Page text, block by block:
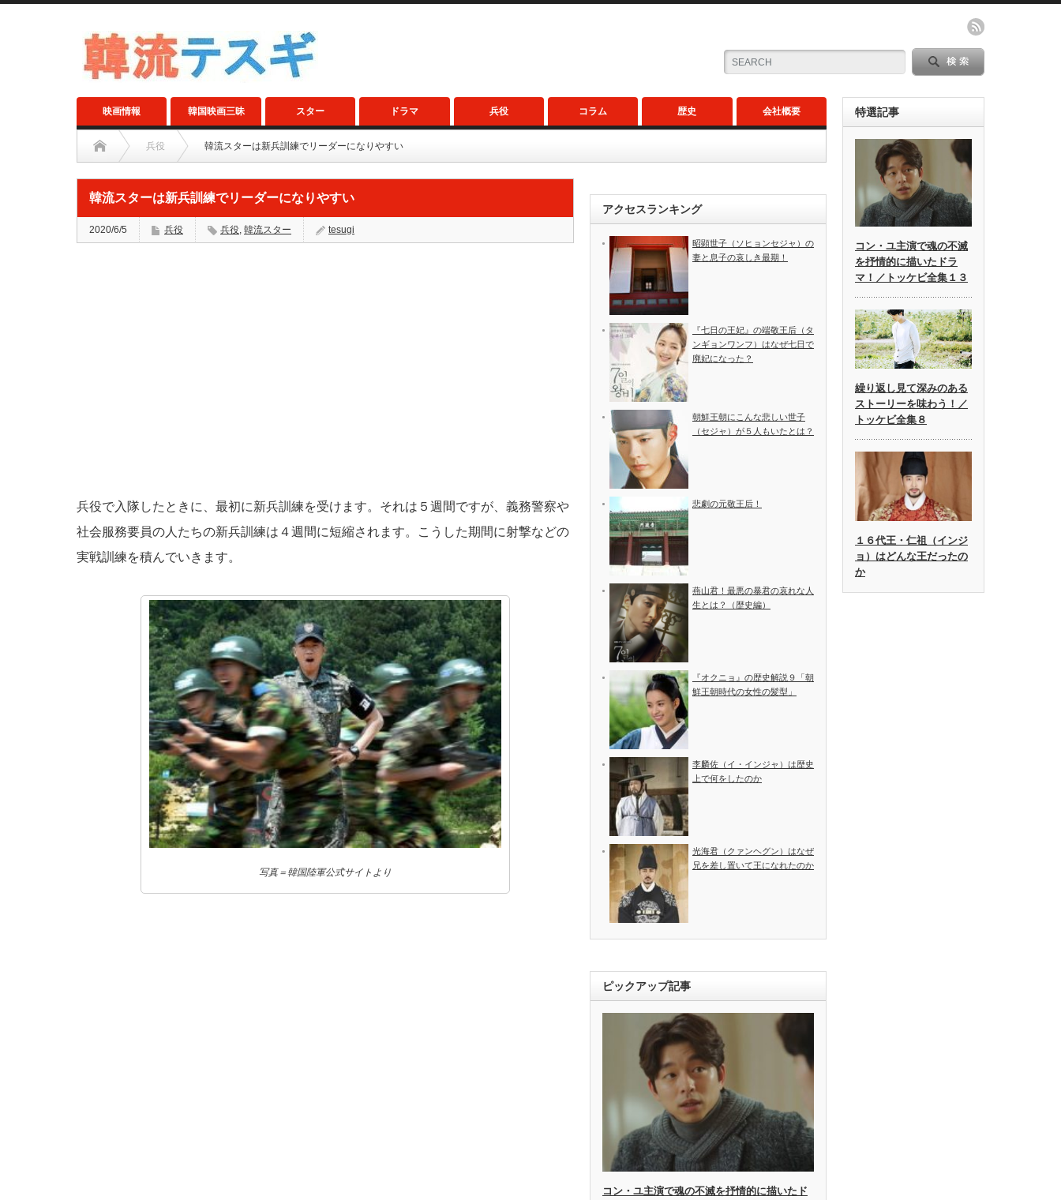
映画情報 韓国映画三昧 スター ドラマ 兵役 コラム 歴史 会社概要
兵役 韓流スターは新兵訓練でリーダーになりやすい
韓流スターは新兵訓練でリーダーになりやすい
2020/6/5 兵役 兵役, 韓流スター tesugi
兵役で入隊したときに、最初に新兵訓練を受けます。それは５週間ですが、義務警察や
社会服務要員の人たちの新兵訓練は４週間に短縮されます。こうした期間に射撃などの
実戦訓練を積んでいきます。
写真＝韓国陸軍公式サイトより
アクセスランキング
昭顕世子（ソヒョンセジャ）の
妻と息子の哀しき最期！
『七日の王妃』の端敬王后（タ
ンギョンワンフ）はなぜ七日で
廃妃になった？
朝鮮王朝にこんな悲しい世子
（セジャ）が５人もいたとは？
悲劇の元敬王后！
燕山君！最悪の暴君の哀れな人
生とは？（歴史編）
『オクニョ』の歴史解説９「朝
鮮王朝時代の女性の髪型」
李麟佐（イ・インジャ）は歴史
上で何をしたのか
光海君（クァンヘグン）はなぜ
兄を差し置いて王になれたのか
ピックアップ記事
コン・ユ主演で魂の不滅を抒情的に描いたド
特選記事
コン・ユ主演で魂の不滅
を抒情的に描いたドラ
マ！／トッケビ全集１３
繰り返し見て深みのある
ストーリーを味わう！／
トッケビ全集８
１６代王・仁祖（インジ
ョ）はどんな王だったの
か